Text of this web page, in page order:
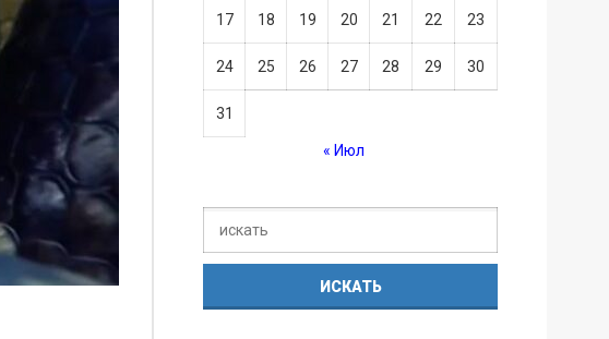
17 18 19 20 21 22 23
24 25 26 27 28 29 30
31
« Июл